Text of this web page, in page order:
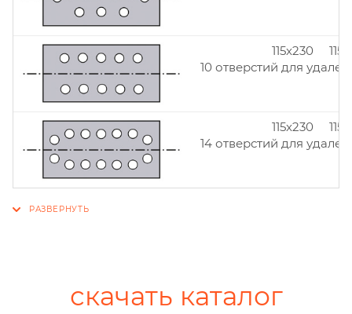
115x230
10 отверстий для
115x230
14 отверстий для
скачать каталог